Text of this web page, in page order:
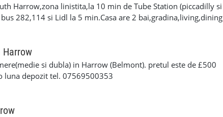
Harrow,zona linistita,la 10 min de Tube Station (piccadilly si
282,114 si Lidl la 5 min.Casa are 2 bai,gradina,living,dining
este 560£/luna+billuri+o luna depozit. Numar de
Harrow
si dubla) in Harrow (Belmont). pretul este de £500
luna depozit tel. 07569500353